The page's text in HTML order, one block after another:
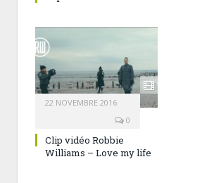
22 NOVEMBRE 2016
0
Clip vidéo Robbie
Williams – Love my life